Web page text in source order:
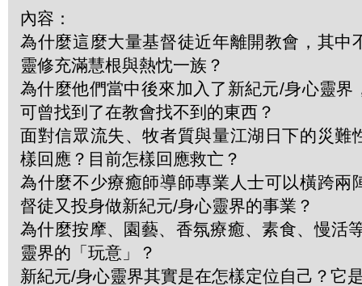
內容：
為什麼這麼大量基督徒近年離開教會，其中
靈修充滿慧根與熱忱一族？
為什麼他們當中後來加入了新紀元/身心靈界
可曾找到了在教會找不到的東西？
面對信眾流失、牧者質與量江湖日下的災難
樣回應？目前怎樣回應救亡？
為什麼不少療癒師導師專業人士可以橫跨兩
督徒又投身做新紀元/身心靈界的事業？
為什麼按摩、園藝、香氛療癒、素食、慢活
靈界的「玩意」？
新紀元/身心靈界其實是在怎樣定位自己？它